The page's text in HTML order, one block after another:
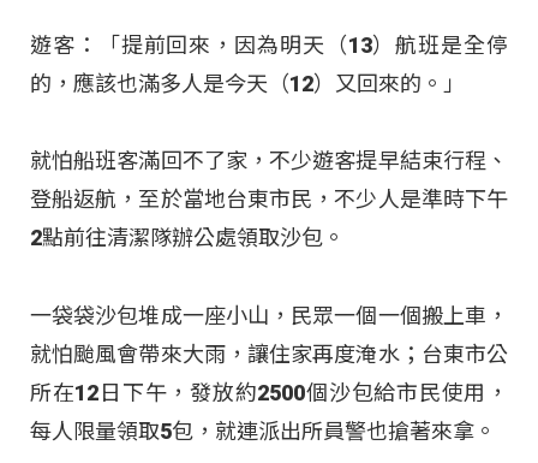
遊客：「提前回來，因為明天（13）航班是全停
的，應該也滿多人是今天（12）又回來的。」
就怕船班客滿回不了家，不少遊客提早結束行程、
登船返航，至於當地台東市民，不少人是準時下午
2點前往清潔隊辦公處領取沙包。
一袋袋沙包堆成一座小山，民眾一個一個搬上車，
就怕颱風會帶來大雨，讓住家再度淹水；台東市公
所在12日下午，發放約2500個沙包給市民使用，
每人限量領取5包，就連派出所員警也搶著來拿。